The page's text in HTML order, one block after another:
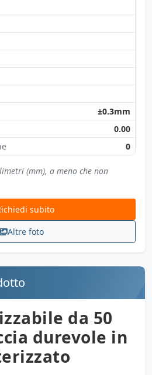
±0.3mm
0.00
0
(mm), a meno che non
subito
Altre foto
da 50
durevole in